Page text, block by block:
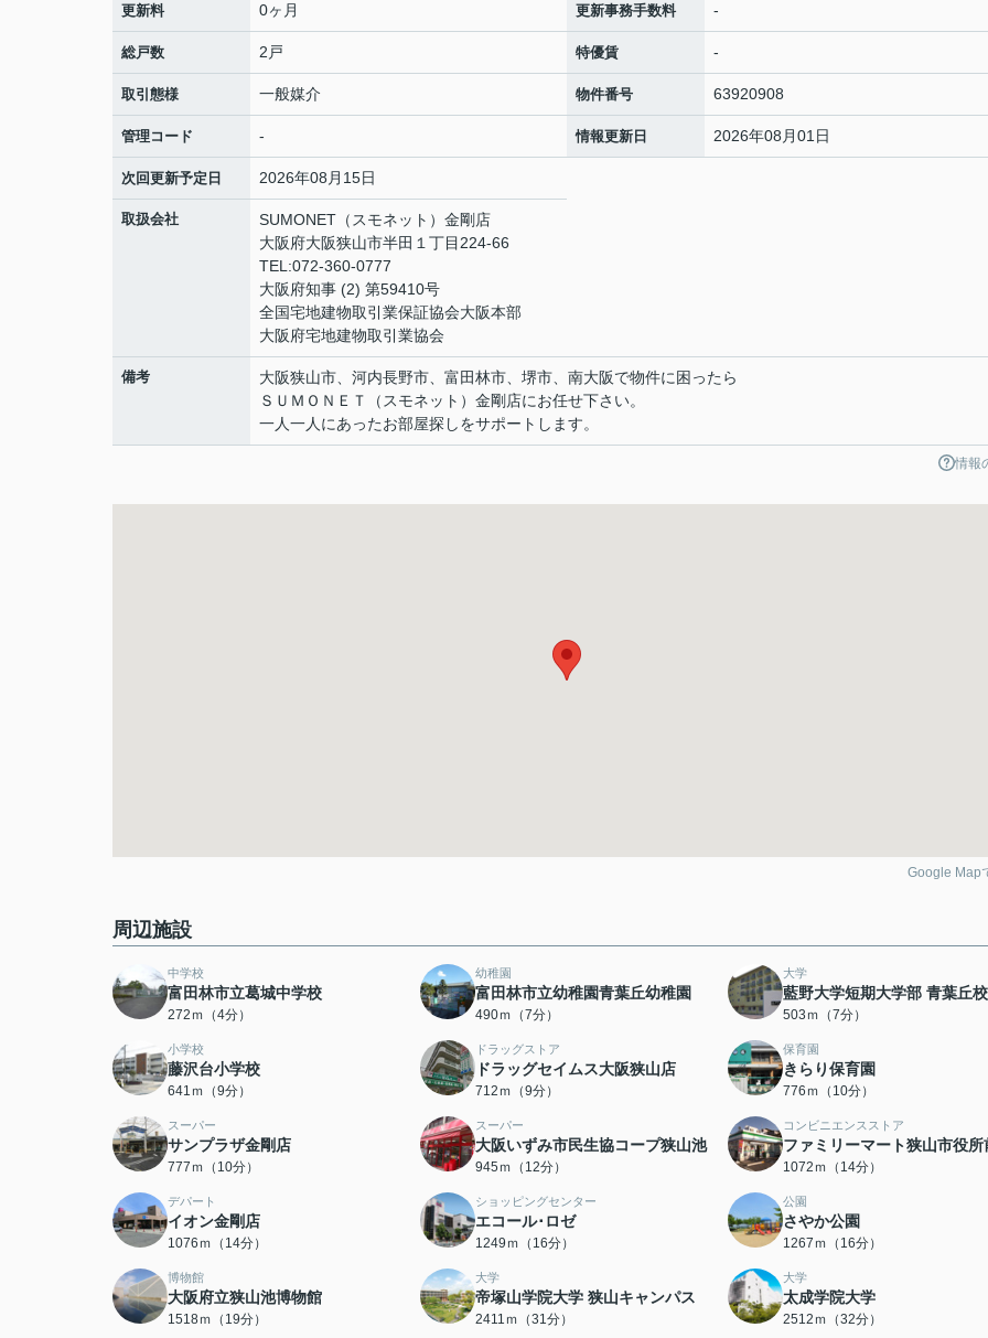
更新料 0ヶ月 更新事務手数料 -
総戸数 2戸 特優賃 -
取引態様 一般媒介 物件番号 63920908
管理コード - 情報更新日 2026年08月01日
次回更新予定日 2026年08月15日
取扱会社
SUMONET（スモネット）金剛店
大阪府大阪狭山市半田１丁目224-66
TEL:072-360-0777
大阪府知事 (2) 第59410号
全国宅地建物取引業保証協会大阪本部
大阪府宅地建物取引業協会
備考
大阪狭山市、河内長野市、富田林市、堺市、南大阪で物件に困ったら
ＳＵＭＯＮＥＴ（スモネット）金剛店にお任せ下さい。
一人一人にあったお部屋探しをサポートします。
情報
Google Map
周辺施設
中学校
富田林市立葛城中学校
272ｍ（4分）
幼稚園
富田林市立幼稚園青葉丘幼稚園
490ｍ（7分）
大学
藍野大学短期大学部 青葉丘校
503ｍ（7分）
小学校
藤沢台小学校
641ｍ（9分）
ドラッグストア
ドラッグセイムス大阪狭山店
712ｍ（9分）
保育園
きらり保育園
776ｍ（10分）
スーパー
サンプラザ金剛店
777ｍ（10分）
スーパー
大阪いずみ市民生協コープ狭山池
945ｍ（12分）
コンビニエンスストア
ファミリーマート狭山市役所
1072ｍ（14分）
デパート
イオン金剛店
1076ｍ（14分）
ショッピングセンター
エコール･ロゼ
1249ｍ（16分）
公園
さやか公園
1267ｍ（16分）
博物館
大阪府立狭山池博物館
1518ｍ（19分）
大学
帝塚山学院大学 狭山キャンパス
2411ｍ（31分）
大学
太成学院大学
2512ｍ（32分）